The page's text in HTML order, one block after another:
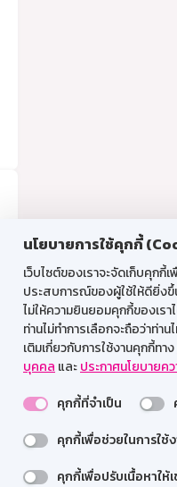
นโยบายการใช้คุกกี้
เว็บไซต์ของเราจะจัดเก็บคุก
ประสบการณ์ของผู้ใช้ให้ดียิ่งขึ้
ไม่ให้ความยินยอมคุกกี้ของเร
ท่านไม่ทำการเลือกจะถือว่าท่
เติมเกี่ยวกับการใช้งานคุกกี้ทาง
บุคคล และประกาศนโยบายค
คุกกี้ที่จำเป็น
คุกกี้เพื่อช่วยในการใช้
คุกกี้เพื่อปรับเนื้อหาให้